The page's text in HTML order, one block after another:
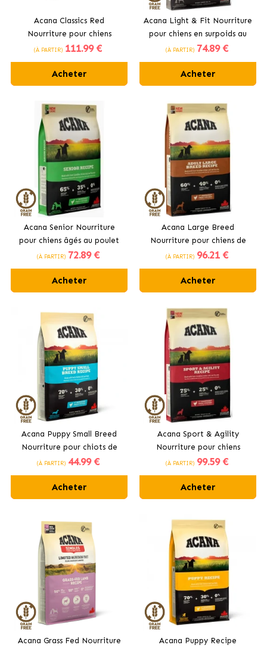
Acana Classics Red
Nourriture pour chiens
adultes au bœuf
(À PARTIR) 111.99 €
Acheter
Acana Light & Fit Nourriture
pour chiens en surpoids au
poulet frais
(À PARTIR) 74.89 €
Acheter
Acana Senior Nourriture
pour chiens âgés au poulet
frais
(À PARTIR) 72.89 €
Acheter
Acana Large Breed
Nourriture pour chiens de
grandes races au poulet
(À PARTIR) 96.21 €
Acheter
Acana Puppy Small Breed
Nourriture pour chiots de
petites races au poulet
(À PARTIR) 44.99 €
Acheter
Acana Sport & Agility
Nourriture pour chiens
adultes très actifs au poulet
(À PARTIR) 99.59 €
Acheter
Acana Grass Fed Nourriture
Acana Puppy Recipe